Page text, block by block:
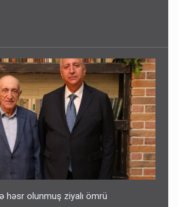
həsr olunmuş ziyalı ömrü